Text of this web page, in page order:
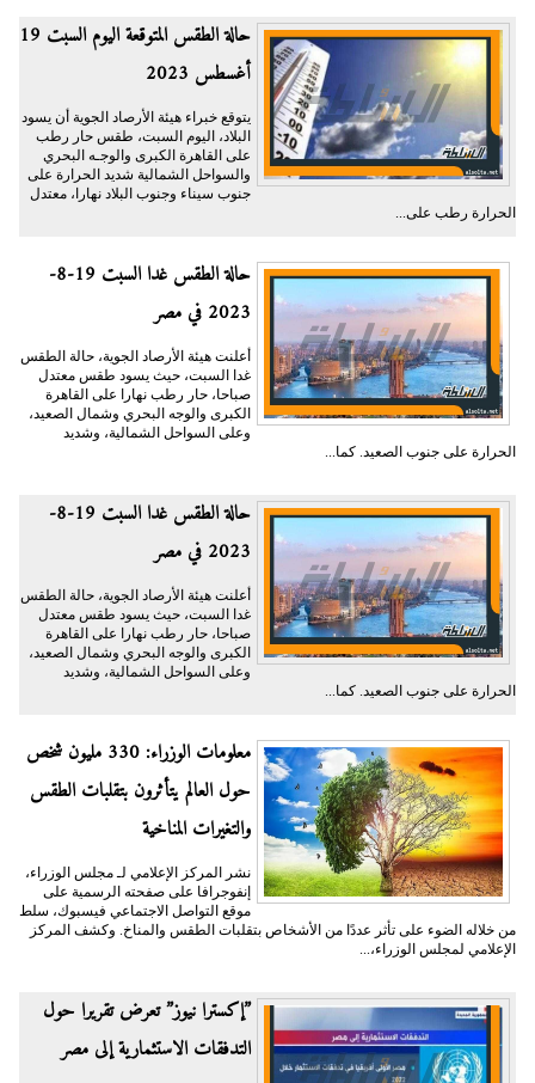
حالة الطقس المتوقعة اليوم السبت 19
أغسطس 2023
يتوقع خبراء هيئة الأرصاد الجوية أن يسود
البلاد، اليوم السبت، طقس حار رطب
على القاهرة الكبرى والوجـه البحري
والسواحل الشمالية شديد الحرارة على
جنوب سيناء وجنوب البلاد نهارا، معتدل
الحرارة رطب على...
حالة الطقس غدا السبت 19-8-
2023 في مصر
أعلنت هيئة الأرصاد الجوية، حالة الطقس
غدا السبت، حيث يسود طقس معتدل
صباحا، حار رطب نهارا على القاهرة
الكبرى والوجه البحري وشمال الصعيد،
وعلى السواحل الشمالية، وشديد
الحرارة على جنوب الصعيد. كما...
حالة الطقس غدا السبت 19-8-
2023 في مصر
أعلنت هيئة الأرصاد الجوية، حالة الطقس
غدا السبت، حيث يسود طقس معتدل
صباحا، حار رطب نهارا على القاهرة
الكبرى والوجه البحري وشمال الصعيد،
وعلى السواحل الشمالية، وشديد
الحرارة على جنوب الصعيد. كما...
معلومات الوزراء: 330 مليون شخص
حول العالم يتأثرون بتقلبات الطقس
والتغيرات المناخية
نشر المركز الإعلامي لـ مجلس الوزراء،
إنفوجرافا على صفحته الرسمية على
موقع التواصل الاجتماعي فيسبوك، سلط
من خلاله الضوء على تأثر عددًا من الأشخاص بتقلبات الطقس والمناخ. وكشف المركز
الإعلامي لمجلس الوزراء،...
”إكسترا نيوز” تعرض تقريرا حول
التدفقات الاستثمارية إلى مصر